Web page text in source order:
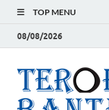
TOP MENU
08/08/2026